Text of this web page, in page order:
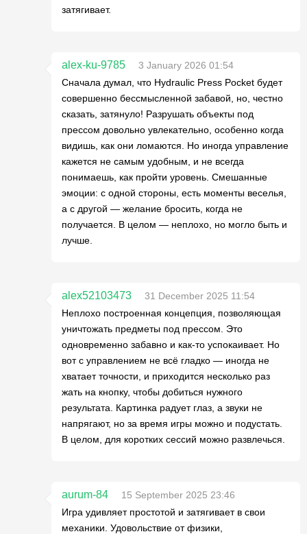
затягивает.
alex-ku-9785
3 January 2026 01:54
Сначала думал, что Hydraulic Press Pocket будет
совершенно бессмысленной забавой, но, честно
сказать, затянуло! Разрушать объекты под
прессом довольно увлекательно, особенно когда
видишь, как они ломаются. Но иногда управление
кажется не самым удобным, и не всегда
понимаешь, как пройти уровень. Смешанные
эмоции: с одной стороны, есть моменты веселья,
а с другой — желание бросить, когда не
получается. В целом — неплохо, но могло быть и
лучше.
alex52103473
31 December 2025 11:54
Неплохо построенная концепция, позволяющая
уничтожать предметы под прессом. Это
одновременно забавно и как-то успокаивает. Но
вот с управлением не всё гладко — иногда не
хватает точности, и приходится несколько раз
жать на кнопку, чтобы добиться нужного
результата. Картинка радует глаз, а звуки не
напрягают, но за время игры можно и подустать.
В целом, для коротких сессий можно развлечься.
aurum-84
15 September 2025 23:46
Игра удивляет простотой и затягивает в свои
механики. Удовольствие от физики,